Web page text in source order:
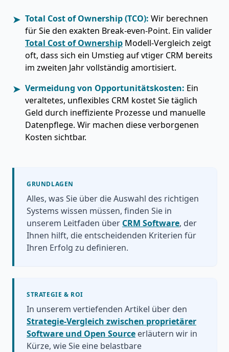
➤ Total Cost of Ownership (TCO): Wir berechnen
für Sie den exakten Break-even-Point. Ein valider
Total Cost of Ownership Modell-Vergleich zeigt
oft, dass sich ein Umstieg auf vtiger CRM bereits
im zweiten Jahr vollständig amortisiert.
➤ Vermeidung von Opportunitätskosten: Ein
veraltetes, unflexibles CRM kostet Sie täglich
Geld durch ineffiziente Prozesse und manuelle
Datenpflege. Wir machen diese verborgenen
Kosten sichtbar.
GRUNDLAGEN
Alles, was Sie über die Auswahl des richtigen
Systems wissen müssen, finden Sie in
unserem Leitfaden über CRM Software, der
Ihnen hilft, die entscheidenden Kriterien für
Ihren Erfolg zu definieren.
STRATEGIE & ROI
In unserem vertiefenden Artikel über den
Strategie-Vergleich zwischen proprietärer
Software und Open Source erläutern wir in
Kürze, wie Sie eine belastbare